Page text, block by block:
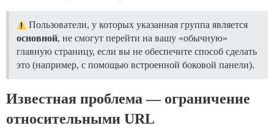
Пользователи, у которых указанная группа является
основной, не смогут перейти на вашу «обычную»
главную страницу, если вы не обеспечите способ сделать
это (например, с помощью встроенной боковой панели).
Известная проблема — ограничение
относительными URL